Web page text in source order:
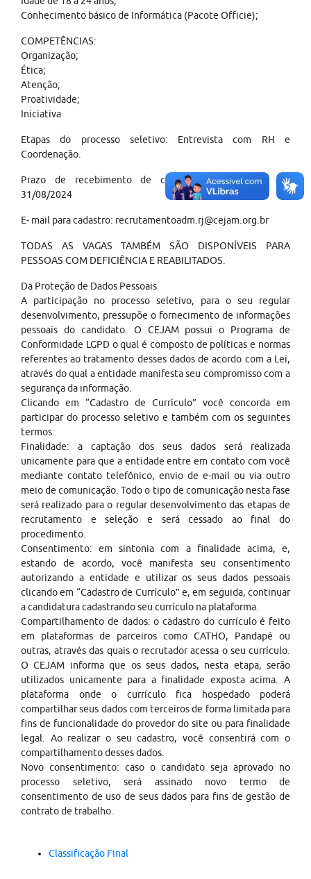
Conhecimento básico de Informática (Pacote Officie);
COMPETÊNCIAS:
Organização;
Ética;
Atenção;
Proatividade;
Iniciativa
Etapas do processo seletivo: Entrevista com RH e
Coordenação.
Prazo de recebimento de currículos: 19/08/2024 até
31/08/2024
E- mail para cadastro: recrutamentoadm.rj@cejam.org.br
TODAS AS VAGAS TAMBÉM SÃO DISPONÍVEIS PARA
PESSOAS COM DEFICIÊNCIA E REABILITADOS.
Da Proteção de Dados Pessoais
A participação no processo seletivo, para o seu regular
desenvolvimento, pressupõe o fornecimento de informações
pessoais do candidato. O CEJAM possui o Programa de
Conformidade LGPD o qual é composto de políticas e normas
referentes ao tratamento desses dados de acordo com a Lei,
através do qual a entidade manifesta seu compromisso com a
segurança da informação.
Clicando em “Cadastro de Currículo” você concorda em
participar do processo seletivo e também com os seguintes
termos:
Finalidade: a captação dos seus dados será realizada
unicamente para que a entidade entre em contato com você
mediante contato telefônico, envio de e-mail ou via outro
meio de comunicação. Todo o tipo de comunicação nesta fase
será realizado para o regular desenvolvimento das etapas de
recrutamento e seleção e será cessado ao final do
procedimento.
Consentimento: em sintonia com a finalidade acima, e,
estando de acordo, você manifesta seu consentimento
autorizando a entidade e utilizar os seus dados pessoais
clicando em “Cadastro de Currículo” e, em seguida, continuar
a candidatura cadastrando seu currículo na plataforma.
Compartilhamento de dados: o cadastro do currículo é feito
em plataformas de parceiros como CATHO, Pandapé ou
outras, através das quais o recrutador acessa o seu currículo.
O CEJAM informa que os seus dados, nesta etapa, serão
utilizados unicamente para a finalidade exposta acima. A
plataforma onde o currículo fica hospedado poderá
compartilhar seus dados com terceiros de forma limitada para
fins de funcionalidade do provedor do site ou para finalidade
legal. Ao realizar o seu cadastro, você consentirá com o
compartilhamento desses dados.
Novo consentimento: caso o candidato seja aprovado no
processo seletivo, será assinado novo termo de
consentimento de uso de seus dados para fins de gestão de
contrato de trabalho.
Classificação Final